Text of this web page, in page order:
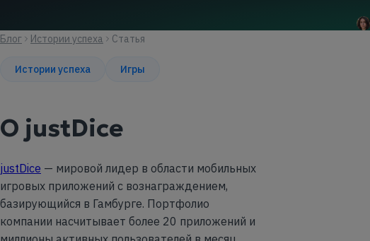
Блог
Истории успеха Статья
Истории успеха Игры
О justDice
justDice — мировой лидер в области мобильных
игровых приложений с вознаграждением,
базирующийся в Гамбурге. Портфолио
компании насчитывает более 20 приложений и